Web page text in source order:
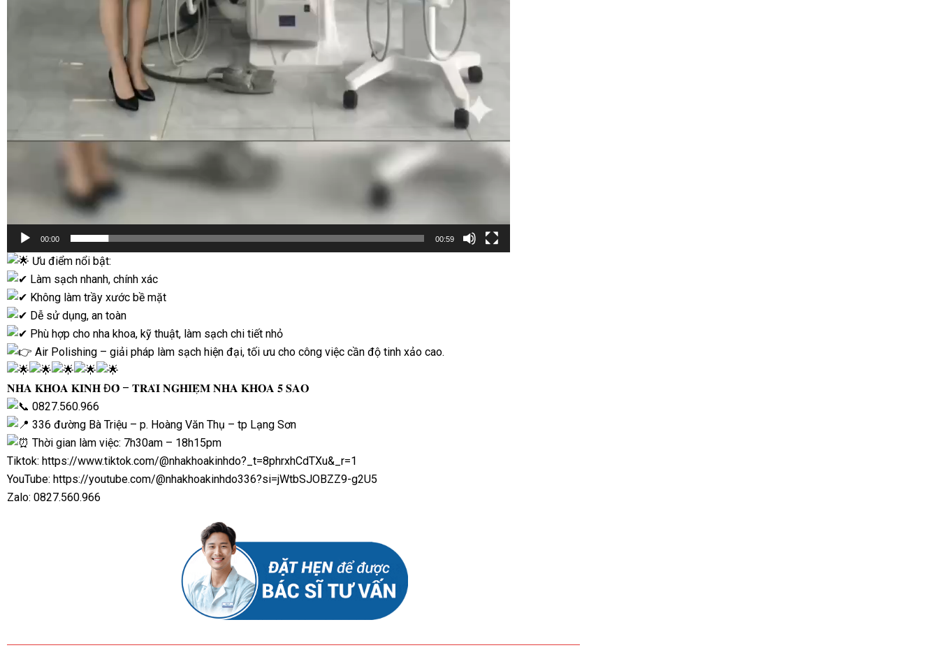
00:00 00:59
Ưu điểm nổi bật:
Làm sạch nhanh, chính xác
Không làm trầy xước bề mặt
Dễ sử dụng, an toàn
Phù hợp cho nha khoa, kỹ thuật, làm sạch chi tiết nhỏ
Air Polishing – giải pháp làm sạch hiện đại, tối ưu cho công việc cần độ tinh xảo cao.
𝐍𝐇𝐀 𝐊𝐇𝐎𝐀 𝐊𝐈𝐍𝐇 Đ𝐎̂ – 𝐓𝐑𝐀̉𝐈 𝐍𝐆𝐇𝐈𝐄̣̂𝐌 𝐍𝐇𝐀 𝐊𝐇𝐎𝐀 𝟓 𝐒𝐀𝐎
0827.560.966
336 đường Bà Triệu – p. Hoàng Văn Thụ – tp Lạng Sơn
Thời gian làm việc: 7h30am – 18h15pm
Tiktok: https://www.tiktok.com/@nhakhoakinhdo?_t=8phrxhCdTXu&_r=1
YouTube: https://youtube.com/@nhakhoakinhdo336?si=jWtbSJOBZZ9-g2U5
Zalo: 0827.560.966